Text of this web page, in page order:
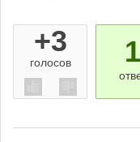
+3
голосов 1